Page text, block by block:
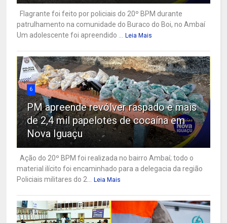
Flagrante foi feito por policiais do 20º BPM durante
patrulhamento na comunidade do Buraco do Boi, no Ambaí
Um adolescente foi apreendido ... Leia Mais
6
PM apreende revólver raspado e mais
de 2,4 mil papelotes de cocaína em
Nova Iguaçu
Ação do 20º BPM foi realizada no bairro Ambaí; todo o
material ilícito foi encaminhado para a delegacia da região
Policiais militares do 2... Leia Mais